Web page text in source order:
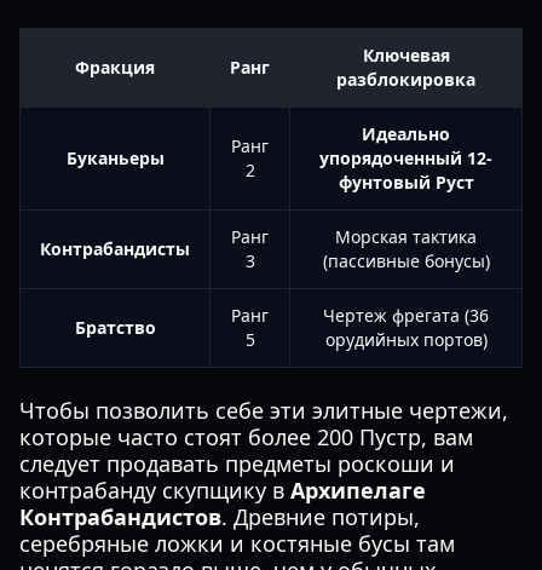
Фракция Ранг
Ключевая
разблокировка
Буканьеры
Ранг
2
Идеально
упорядоченный 12-
фунтовый Руст
Контрабандисты
Ранг
3
Морская тактика
(пассивные бонусы)
Братство
Ранг
5
Чертеж фрегата (36
орудийных портов)
Чтобы позволить себе эти элитные чертежи,
которые часто стоят более 200 Пустр, вам
следует продавать предметы роскоши и
контрабанду скупщику в Архипелаге
Контрабандистов. Древние потиры,
серебряные ложки и костяные бусы там